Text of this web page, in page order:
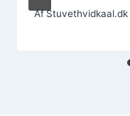
AfStuvethvidkaal.dk